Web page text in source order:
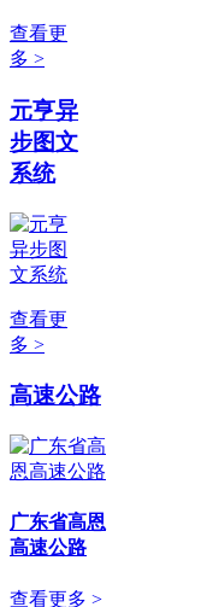
查看更
多 >
元亨异
步图文
系统
查看更
多 >
高速公路
广东省高恩
高速公路
查看更多 >